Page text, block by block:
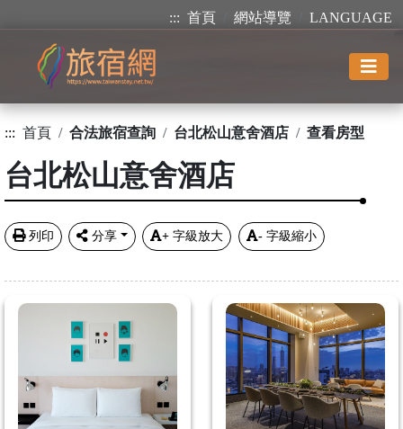
::: 首頁 網站導覽 LANGUAGE
::: 首頁 合法旅宿查詢 台北松山意舍酒店 查看房型
台北松山意舍酒店
列印 分享 + 字級放大 - 字級縮小